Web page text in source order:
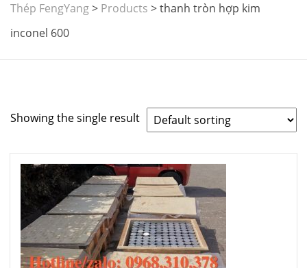
Thép FengYang> Products >thanh tròn hợp kim
inconel 600
Showing the single result